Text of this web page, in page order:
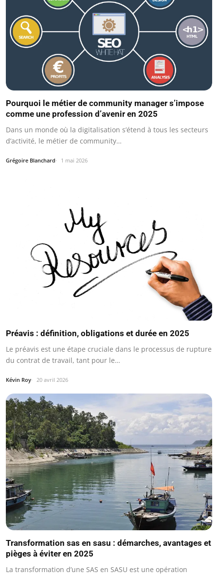
Pourquoi le métier de community manager s’impose
comme une profession d’avenir en 2025
Dans un monde où la digitalisation s’étend à tous les secteurs
d’activité, le métier de community…
Grégoire Blanchard 1 mai 2026
Préavis : définition, obligations et durée en 2025
Le préavis est une étape cruciale dans le processus de rupture
du contrat de travail, tant pour le…
Kévin Roy 20 avril 2026
Transformation sas en sasu : démarches, avantages et
pièges à éviter en 2025
La transformation d’une SAS en SASU est une opération